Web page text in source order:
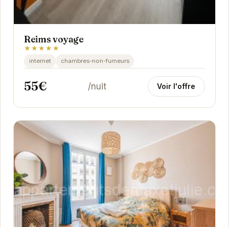
Reims voyage
★★★★★
internet chambres-non-fumeurs
55€ /nuit Voir l'offre